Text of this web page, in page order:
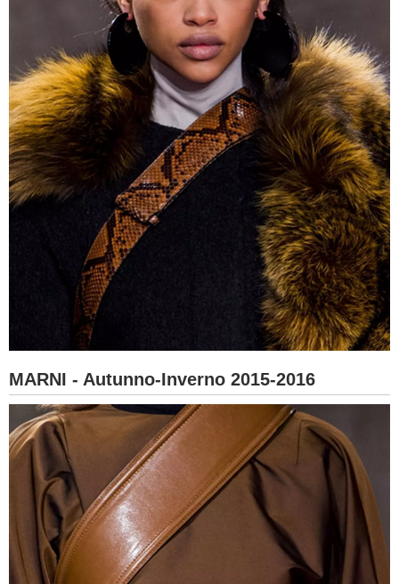
MARNI - Autunno-Inverno 2015-2016